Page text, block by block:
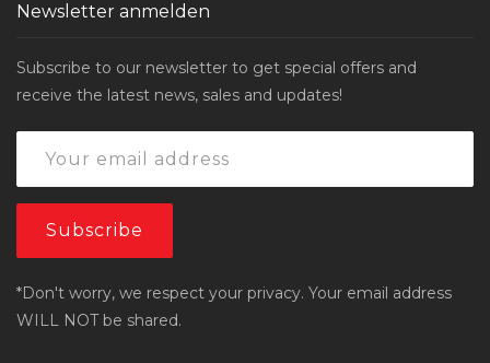
Newsletter anmelden
Subscribe to our newsletter to get special offers and
receive the latest news, sales and updates!
*Don't worry, we respect your privacy. Your email address
WILL NOT be shared.